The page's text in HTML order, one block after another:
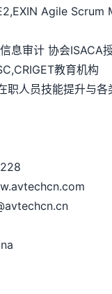
Agile Scrum
息审计 协会ISACA
教育机构
职人员技能提升与各